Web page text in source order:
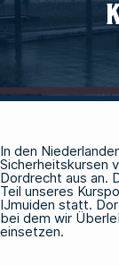
In den
Sicherheitskursen
Dordrecht aus an.
Teil unseres
IJmuiden statt.
bei dem wir
einsetzen.